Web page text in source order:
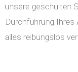
unsere geschulten
Durchführung Ihres
alles reibungslos